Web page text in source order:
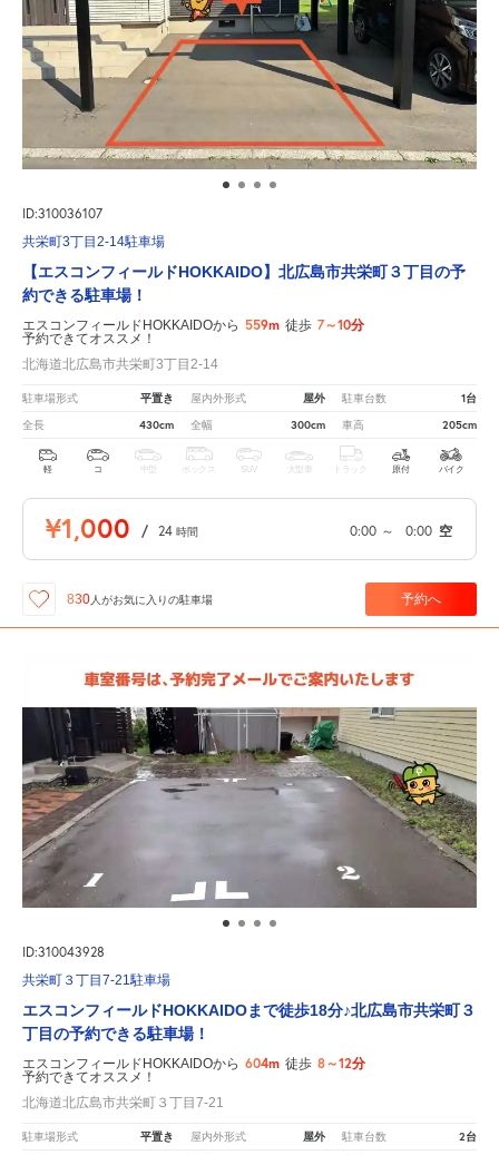
ID:310036107
共栄町3丁目2-14駐車場
【エスコンフィールドHOKKAIDO】北広島市共栄町３丁目の予
約できる駐車場！
エスコンフィールドHOKKAIDOから 559m 徒歩 7～10分
予約できてオススメ！
北海道北広島市共栄町3丁目2-14
駐車場形式 平置き 屋内外形式 屋外 駐車台数 1台
全長 430cm 全幅 300cm 車高 205cm
軽 コ 中型 ボックス SUV 大型車 トラック 原付 バイク
¥1,000 / 24 時間 0:00 ～ 0:00 空
830人がお気に入りの駐車場 予約へ
ID:310043928
共栄町３丁目7-21駐車場
エスコンフィールドHOKKAIDOまで徒歩18分♪北広島市共栄町３
丁目の予約できる駐車場！
エスコンフィールドHOKKAIDOから 604m 徒歩 8～12分
予約できてオススメ！
北海道北広島市共栄町３丁目7-21
駐車場形式 平置き 屋内外形式 屋外 駐車台数 2台